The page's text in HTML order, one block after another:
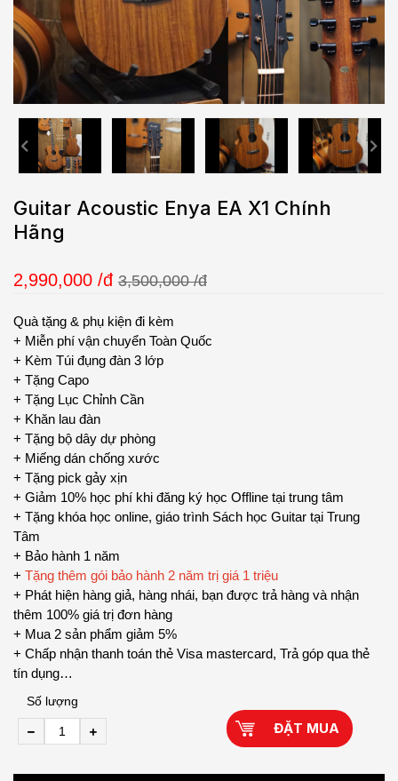
Guitar Acoustic Enya EA X1 Chính
Hãng
2,990,000 /đ 3,500,000 /đ
Quà tặng & phụ kiện đi kèm
+ Miễn phí vận chuyển Toàn Quốc
+ Kèm Túi đụng đàn 3 lớp
+ Tặng Capo
+ Tặng Lục Chỉnh Cần
+ Khăn lau đàn
+ Tặng bộ dây dự phòng
+ Miếng dán chống xước
+ Tặng pick gảy xịn
+ Giảm 10% học phí khi đăng ký học Offline tại trung tâm
+ Tặng khóa học online, giáo trình Sách học Guitar tại Trung
Tâm
+ Bảo hành 1 năm
+ Tặng thêm gói bảo hành 2 năm trị giá 1 triệu
+ Phát hiện hàng giả, hàng nhái, bạn được trả hàng và nhận
thêm 100% giá trị đơn hàng
+ Mua 2 sản phẩm giảm 5%
+ Chấp nhận thanh toán thẻ Visa mastercard, Trả góp qua thẻ
tín dụng…
Số lượng
ĐẶT MUA